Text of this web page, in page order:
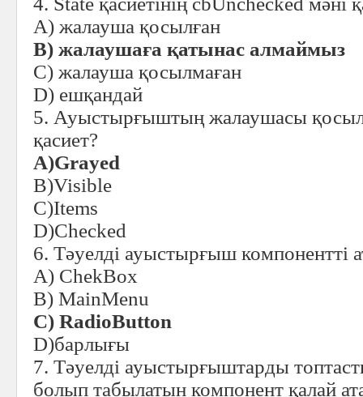
A) жалауша қосылған
B) жалаушаға қатынас алмаймыз
C) жалауша қосылмаған
D) ешқандай
5. Ауыстырғыштың жалаушасы
қасиет?
A)Grayed
B)Visible
C)Items
D)Checked
6. Тәуелді ауыстырғыш компонентті
A) ChekBox
B) MainMenu
C) RadioButton
D)барлығы
7. Тәуелді ауыстырғыштарды
болып табылатын компонент қалай